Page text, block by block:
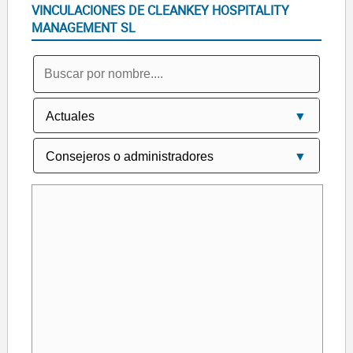
VINCULACIONES DE CLEANKEY HOSPITALITY
MANAGEMENT SL